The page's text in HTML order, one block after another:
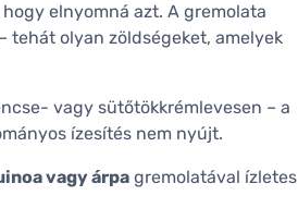
elnyomná azt. A gremolata
tehát olyan zöldségeket, amelyek
vagy sütőtökkrémlevesen – a
ízesítés nem nyújt.
vagy árpa gremolatával ízletes